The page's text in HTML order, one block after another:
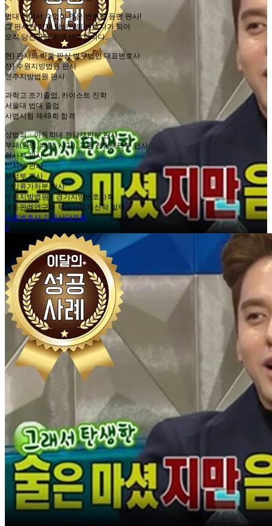
법대 위에서 수없이 많은 변호를 듣던 판사!
그 판사가 이제 당신만의 변호사가 되어
오직 당신만을 위해 변호합니다.
현) 판사의 마음 판심 법무법인 대표변호사
전) 수원지방법원 판사
전주지방법원 판사
과학고 조기졸업, 카이스트 진학
서울대 법대 졸업
사법시험 제49회 합격
​성범죄ㆍ아동학대 전담재판부 판사
부패(횡령, 배임, 사기), 교통 전담재판부 판사
형사부 판사
민사부 판사
행정부 판사
가압류가처분 판사
수원지방법원ㆍ경기지방변호사회
공동판례연구회 부동산명의신탁 발제
수원변호사 긴급상담전화